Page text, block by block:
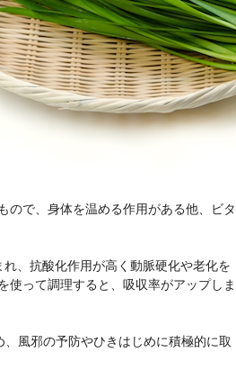
ので、身体を温める作用がある他、ビタ
、抗酸化作用が高く動脈硬化や老化を
使って調理すると、吸収率がアップしま
風邪の予防やひきはじめに積極的に取